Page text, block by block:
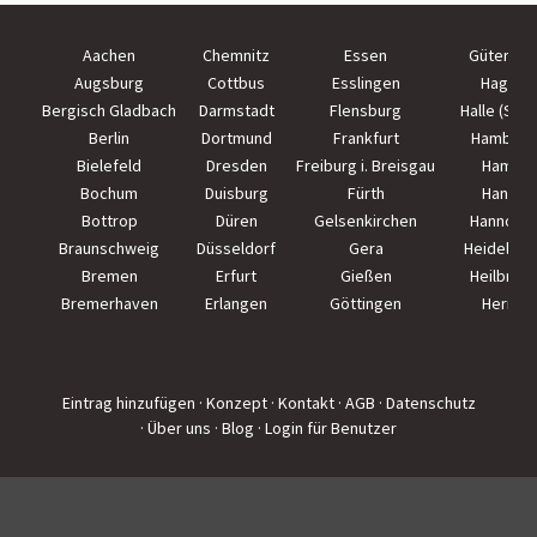
Aachen Chemnitz Essen
Augsburg
Cottbus Esslingen
Hagen
Bergisch Gladbach
Darmstadt Flensburg
Halle
Berlin
Dortmund Frankfurt
Hamburg
Bielefeld
Dresden Freiburg i. Breisgau
Hamm
Bochum
Duisburg Fürth
Hanau
Bottrop
Düren Gelsenkirchen
Hannover
Braunschweig
Düsseldorf Gera
Bremen
Erfurt Gießen
Heilbronn
Bremerhaven
Erlangen Göttingen Herne
Eintrag hinzufügen · Konzept · Kontakt · AGB · Datenschutz
· Über uns · Blog · Login für Benutzer